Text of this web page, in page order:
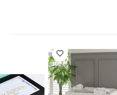
للحفاظ على ترتيب
الأبعاد
تعليمات السلامة
طقم بيجاما قطعة واحدة